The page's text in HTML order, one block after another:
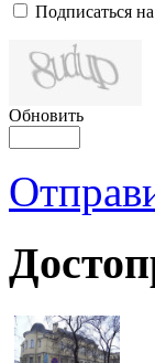
Подписаться
Обновить